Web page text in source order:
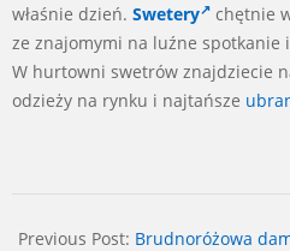
właśnie dzień. Swetery
chętnie
ze znajomymi na luźne spotkanie
W hurtowni swetrów znajdziecie
odzieży na rynku i najtańsze
07-
Previous Post: Brudnoróżowa